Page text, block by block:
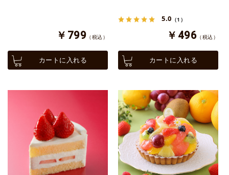
￥799 （税込）
カートに入れる
5.0 （1）
￥496 （税込）
カートに入れる